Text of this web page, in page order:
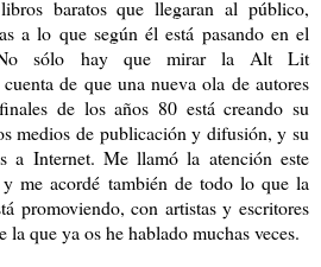
baratos que llegaran al público,
a lo que según él está pasando en el
No sólo hay que mirar la Alt Lit
de que una nueva ola de autores
de los años 80 está creando su
medios de publicación y difusión, y su
a Internet. Me llamó la atención este
y me acordé también de todo lo que la
promoviendo, con artistas y escritores
la que ya os he hablado muchas veces.